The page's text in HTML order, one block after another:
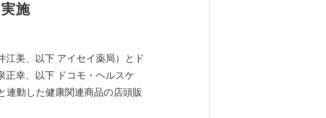
施
美、以下 アイセイ薬局）とド
正幸、以下 ドコモ・ヘルスケ
連動した健康関連商品の店頭販